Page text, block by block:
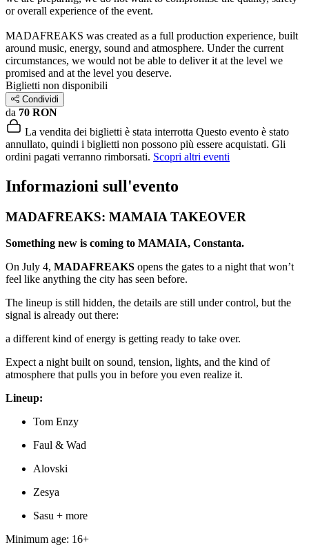
or overall experience of the event.
MADAFREAKS was created as a full production experience, built
around music, energy, sound and atmosphere. Under the current
circumstances, we would not be able to deliver it at the level we
promised and at the level you deserve.
Biglietti non disponibili
Condividi
da 70 RON
La vendita dei biglietti è stata interrotta Questo evento è stato
annullato, quindi i biglietti non possono più essere acquistati. Gli
ordini pagati verranno rimborsati. Scopri altri eventi
Informazioni sull'evento
MADAFREAKS: MAMAIA TAKEOVER
Something new is coming to MAMAIA, Constanta.
On July 4, MADAFREAKS opens the gates to a night that won’t
feel like anything the city has seen before.
The lineup is still hidden, the details are still under control, but the
signal is already out there:
a different kind of energy is getting ready to take over.
Expect a night built on sound, tension, lights, and the kind of
atmosphere that pulls you in before you even realize it.
Lineup:
Tom Enzy
Faul & Wad
Alovski
Zesya
Sasu + more
Minimum age: 16+